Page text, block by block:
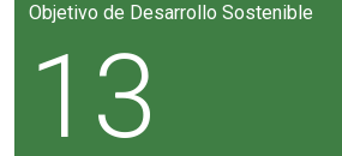
Objetivo de Desarrollo Sostenible
13